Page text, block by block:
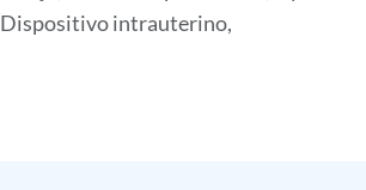
Dispositivo intrauterino,